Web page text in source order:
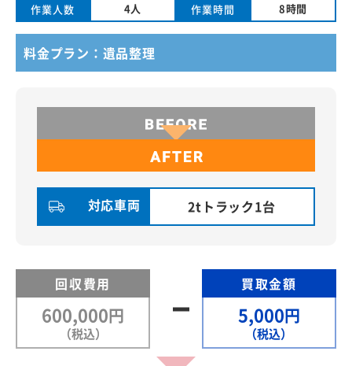
作業人数 4人 作業時間 8時間
料金プラン：遺品整理
対応車両 2tトラック1台
回収費用
600,000円
（税込）
買取金額
5,000円
（税込）